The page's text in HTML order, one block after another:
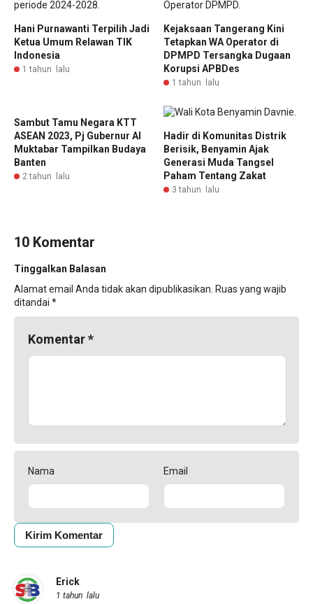
Hani Purnawanti Terpilih Jadi
Ketua Umum Relawan TIK
Indonesia
1 tahun lalu
Kejaksaan Tangerang Kini
Tetapkan WA Operator di
DPMPD Tersangka Dugaan
Korupsi APBDes
1 tahun lalu
Sambut Tamu Negara KTT
ASEAN 2023, Pj Gubernur Al
Muktabar Tampilkan Budaya
Banten
2 tahun lalu
Hadir di Komunitas Distrik
Berisik, Benyamin Ajak
Generasi Muda Tangsel
Paham Tentang Zakat
3 tahun lalu
10 Komentar
Tinggalkan Balasan
Alamat email Anda tidak akan dipublikasikan. Ruas yang wajib
ditandai *
Komentar*
Nama Email
Erick
1 tahun lalu